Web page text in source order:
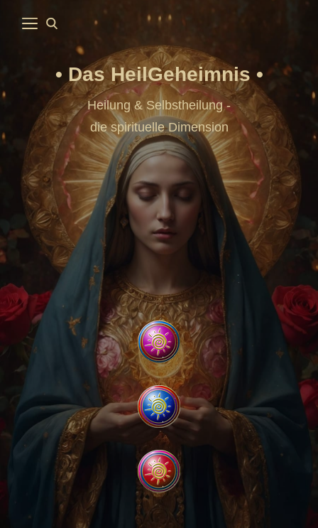
Das HeilGeheimnis
Heilung & Selbstheilung -
die spirituelle Dimension